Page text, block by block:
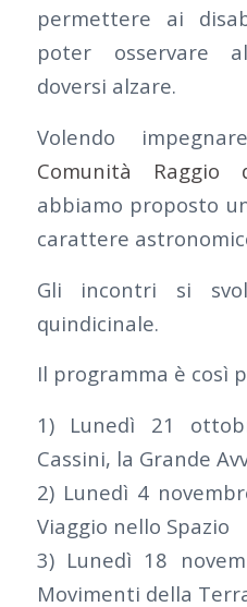
permettere ai
poter osservare
doversi alzare.
Volendo
Comunità
abbiamo proposto
carattere
Gli incontri si
quindicinale.
Il programma è così
1) Lunedì 21
Cassini, la Grande
2) Lunedì 4
Viaggio nello Spazio
3) Lunedì 18
Movimenti della